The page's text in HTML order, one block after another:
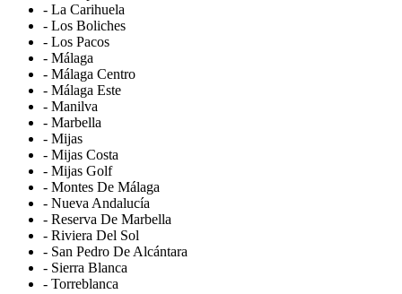
- La Carihuela
- Los Boliches
- Los Pacos
- Málaga
- Málaga Centro
- Málaga Este
- Manilva
- Marbella
- Mijas
- Mijas Costa
- Mijas Golf
- Montes De Málaga
- Nueva Andalucía
- Reserva De Marbella
- Riviera Del Sol
- San Pedro De Alcántara
- Sierra Blanca
- Torreblanca